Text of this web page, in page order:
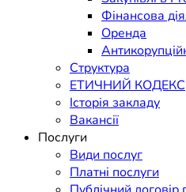
Фінансова
Оренда
Структура
ЕТИЧНИЙ КОДЕКС
Історія закладу
Вакансії
Послуги
Види послуг
Платні послуги